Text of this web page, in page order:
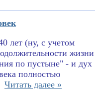
лет (ну, с учетом
жизни
по пустыне" - и дух
полностью
Читать далее »